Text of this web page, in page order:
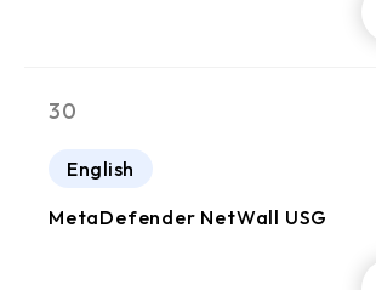
30
English
MetaDefender NetWall USG